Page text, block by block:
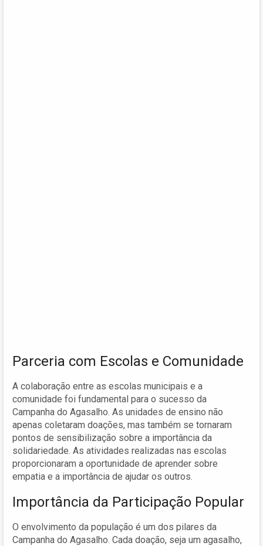
Parceria com Escolas e Comunidade
A colaboração entre as escolas municipais e a
comunidade foi fundamental para o sucesso da
Campanha do Agasalho. As unidades de ensino não
apenas coletaram doações, mas também se tornaram
pontos de sensibilização sobre a importância da
solidariedade. As atividades realizadas nas escolas
proporcionaram a oportunidade de aprender sobre
empatia e a importância de ajudar os outros.
Importância da Participação Popular
O envolvimento da população é um dos pilares da
Campanha do Agasalho. Cada doação, seja um agasalho,